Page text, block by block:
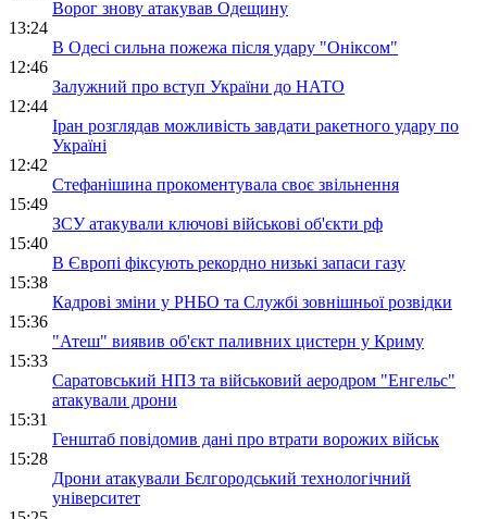
Ворог знову атакував Одещину
13:24
В Одесі сильна пожежа після удару "Оніксом"
12:46
Залужний про вступ України до НАТО
12:44
Іран розглядав можливість завдати ракетного удару по
Україні
12:42
Стефанішина прокоментувала своє звільнення
15:49
ЗСУ атакували ключові військові об'єкти рф
15:40
В Європі фіксують рекордно низькі запаси газу
15:38
Кадрові зміни у РНБО та Службі зовнішньої розвідки
15:36
"Атеш" виявив об'єкт паливних цистерн у Криму
15:33
Саратовський НПЗ та військовий аеродром "Енгельс"
атакували дрони
15:31
Генштаб повідомив дані про втрати ворожих військ
15:28
Дрони атакували Бєлгородський технологічний
університет